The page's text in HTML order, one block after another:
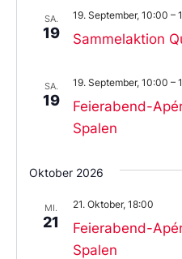
SA.
19 Sammelaktion
19. September, 10:00 –
SA.
19
Feierabend-
Spalen
19. September, 10:00 –
Oktober 2026
MI.
21
Feierabend-
Spalen
21. Oktober, 18:00